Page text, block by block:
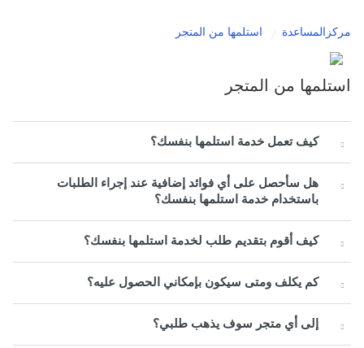
مركزالمساعدة استلمها من المتجر
استلمها من المتجر
كيف تعمل خدمة استلمها بنفسك؟
هل سأحصل على أي فوائد إضافية عند إجراء الطلبات
باستخدام خدمة استلمها بنفسك؟
كيف أقوم بتقديم طلب لخدمة استلمها بنفسك؟
كم يكلف ومتى سيكون بإمكاني الحصول عليه؟
إلى أي متجر سوف يذهب طلبي؟